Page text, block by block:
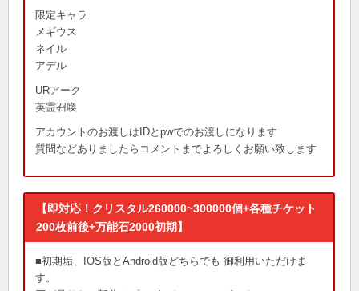
限定キャラ
メギウス
ネイル
アデル
URアーク
英霊召喚
アカウントのお渡しはIDとpwでのお渡しになります
質問などありましたらコメントまでよろしくお願い致します
【即対応！クリスタル260000~300000個+各種チケット
200枚前後+万能石2000初期】
■初期垢、IOS版とAndroid版どちらでも 御利用いただけま
す。